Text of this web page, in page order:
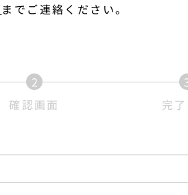
までご連絡ください。
2
確認画面
示
さ
完